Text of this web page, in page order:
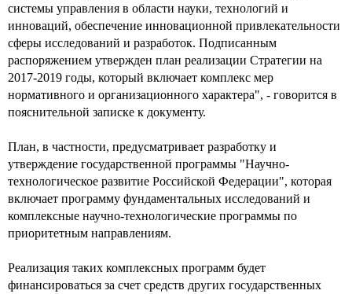
системы управления в области науки, технологий и
инноваций, обеспечение инновационной привлекательности
сферы исследований и разработок. Подписанным
распоряжением утвержден план реализации Стратегии на
2017-2019 годы, который включает комплекс мер
нормативного и организационного характера", - говорится в
пояснительной записке к документу.
План, в частности, предусматривает разработку и
утверждение государственной программы "Научно-
технологическое развитие Российской Федерации", которая
включает программу фундаментальных исследований и
комплексные научно-технологические программы по
приоритетным направлениям.
Реализация таких комплексных программ будет
финансироваться за счет средств других государственных